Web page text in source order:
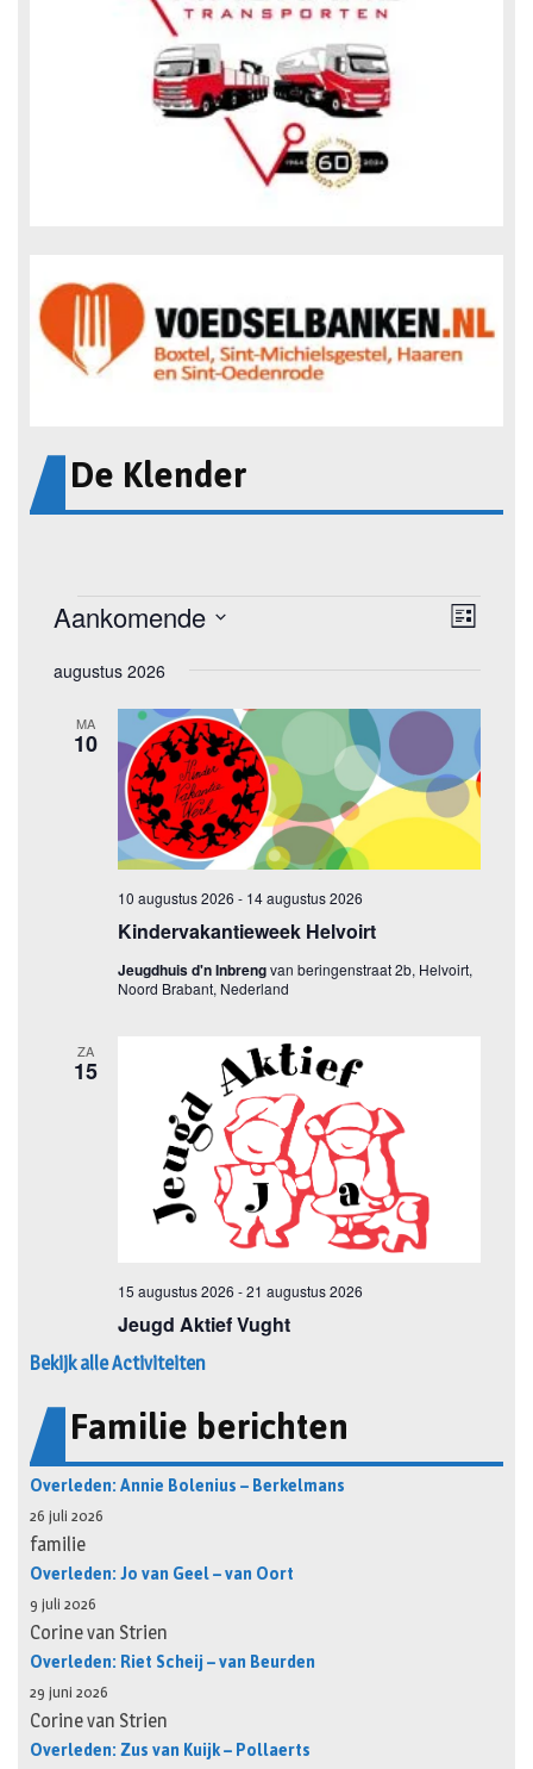
De Klender
Bekijk alle Activiteiten
Familie berichten
Overleden: Annie Bolenius – Berkelmans
26 juli 2026
familie
Overleden: Jo van Geel – van Oort
9 juli 2026
Corine van Strien
Overleden: Riet Scheij – van Beurden
29 juni 2026
Corine van Strien
Overleden: Zus van Kuijk – Pollaerts